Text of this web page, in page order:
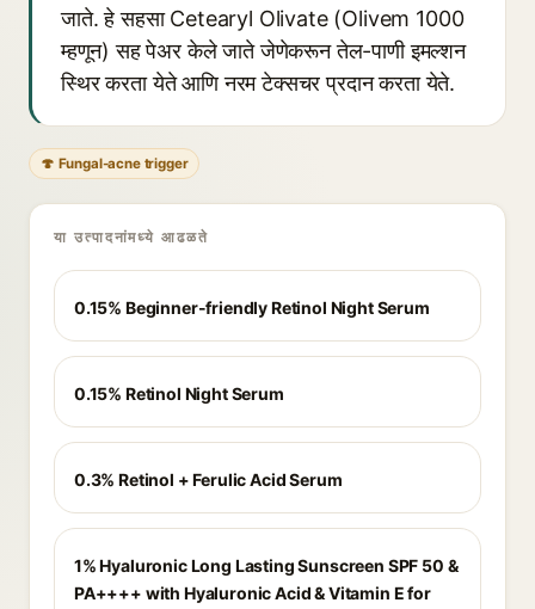
जाते. हे सहसा Cetearyl Olivate (Olivem 1000
म्हणून) सह पेअर केले जाते जेणेकरून तेल-पाणी इमल्शन
स्थिर करता येते आणि नरम टेक्सचर प्रदान करता येते.
🍄 Fungal-acne trigger
या उत्पादनांमध्ये आढळते
0.15% Beginner-friendly Retinol Night Serum
0.15% Retinol Night Serum
0.3% Retinol + Ferulic Acid Serum
1% Hyaluronic Long Lasting Sunscreen SPF 50 &
PA++++ with Hyaluronic Acid & Vitamin E for